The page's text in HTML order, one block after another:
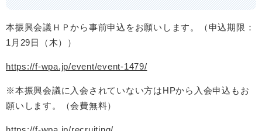
本振興会議ＨＰから事前申込をお願いします。（申込期限：
1月29日（木））
https://f-wpa.jp/event/event-1479/
※本振興会議に入会されていない方はHPから入会申込もお
願いします。（会費無料）